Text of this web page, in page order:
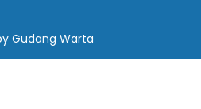
Gudang Warta